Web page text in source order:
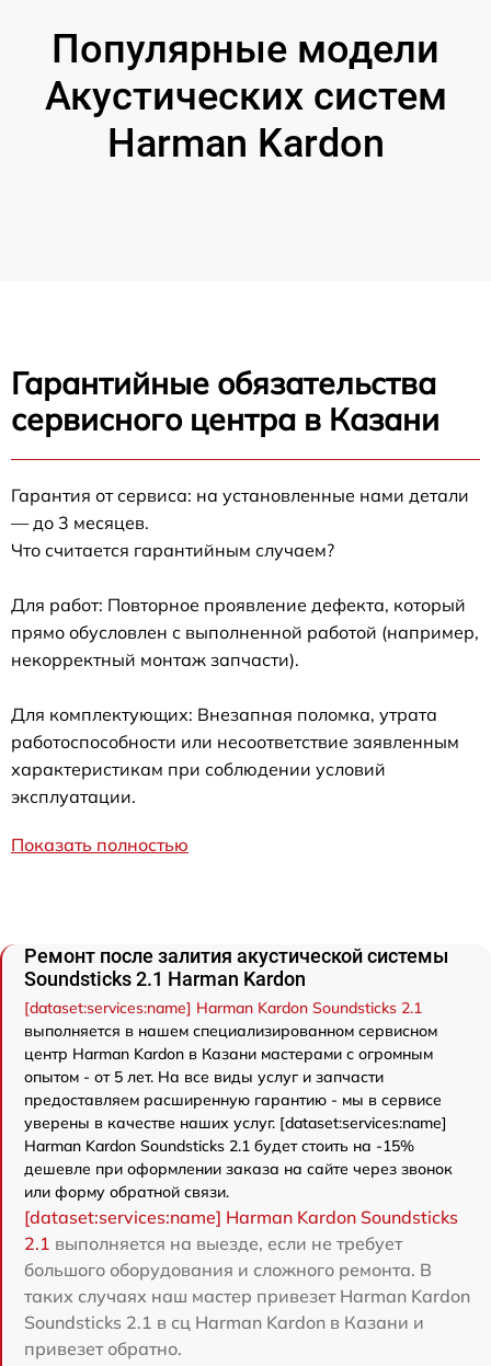
Популярные модели
Акустических систем
Harman Kardon
Гарантийные обязательства
сервисного центра в Казани
Гарантия от сервиса: на установленные нами детали
— до 3 месяцев.
Что считается гарантийным случаем?
Для работ: Повторное проявление дефекта, который
прямо обусловлен с выполненной работой (например,
некорректный монтаж запчасти).
Для комплектующих: Внезапная поломка, утрата
работоспособности или несоответствие заявленным
характеристикам при соблюдении условий
эксплуатации.
Показать полностью
Ремонт после залития акустической системы
Soundsticks 2.1 Harman Kardon
[dataset:services:name] Harman Kardon Soundsticks 2.1
выполняется в нашем специализированном сервисном
центр Harman Kardon в Казани мастерами с огромным
опытом - от 5 лет. На все виды услуг и запчасти
предоставляем расширенную гарантию - мы в сервисе
уверены в качестве наших услуг. [dataset:services:name]
Harman Kardon Soundsticks 2.1 будет стоить на -15%
дешевле при оформлении заказа на сайте через звонок
или форму обратной связи.
[dataset:services:name] Harman Kardon Soundsticks
2.1 выполняется на выезде, если не требует
большого оборудования и сложного ремонта. В
таких случаях наш мастер привезет Harman Kardon
Soundsticks 2.1 в сц Harman Kardon в Казани и
привезет обратно.